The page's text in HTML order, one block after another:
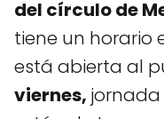
del círculo de
tiene un horario
está abierta al
viernes,